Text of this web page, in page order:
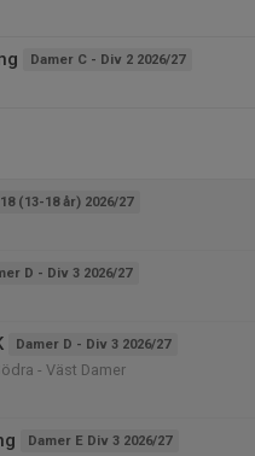
Damer C - Div 2 2026/27
(13-18 år) 2026/27
D - Div 3 2026/27
Damer D - Div 3 2026/27
- Väst Damer
Damer E Div 3 2026/27